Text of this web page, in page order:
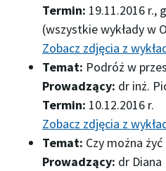
Termin: 19.11.2016 r.,
(wszystkie wykłady w
Zobacz zdjęcia z
Temat: Podróż w
Prowadzący: dr inż.
Termin: 10.12.2016 r.
Zobacz zdjęcia z
Temat: Czy można
Prowadzący: dr